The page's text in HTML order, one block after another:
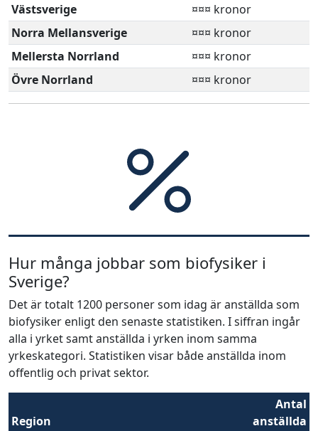
Västsverige
¤¤¤ kronor
Norra Mellansverige
¤¤¤ kronor
Mellersta Norrland
¤¤¤ kronor
Övre Norrland
¤¤¤ kronor
Hur många jobbar som biofysiker i
Sverige?
Det är totalt 1200 personer som idag är anställda som
biofysiker enligt den senaste statistiken. I siffran ingår
alla i yrket samt anställda i yrken inom samma
yrkeskategori. Statistiken visar både anställda inom
offentlig och privat sektor.
Region
Antal
anställda